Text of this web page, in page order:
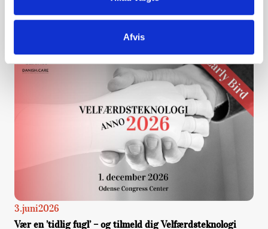
Afvis
Dokumentationsværktøjet Clex giver mere, bedre
samt mere ensartet dokumentation og skaber
særligt værdi for medarbejdere med læse- og
kommuner.
3.juni2026
Vær en ’tidlig fugl’ – og tilmeld dig Velfærdsteknologi